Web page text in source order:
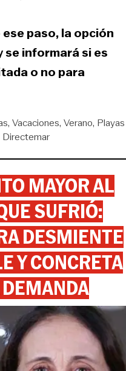
paso, la opción
se informará si es
o no para
Vacaciones Verano Playas
Directemar
MAYOR AL
SUFRIÓ:
DESMIENTE
Y CONCRETA